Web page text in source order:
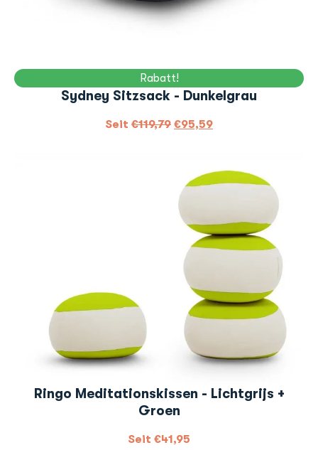
Rabatt!
Sydney Sitzsack - Dunkelgrau
Seit €119,79 €95,59
Ringo Meditationskissen - Lichtgrijs +
Groen
Seit €41,95